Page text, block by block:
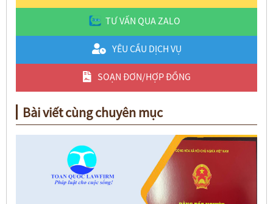
TƯ VẤN QUA ZALO
YÊU CẦU DỊCH VỤ
SOẠN ĐƠN/HỢP ĐỒNG
Bài viết cùng chuyên mục